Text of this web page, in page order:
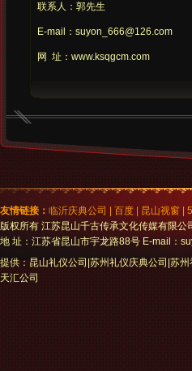
联系人：郭先生
E-mail：suyon_666@126.com
网 址：www.ksqgcm.com
友情链接： 临沂庆典公司 百度 昆山视窗
版权所有 江苏昆山千古传承文化传媒有限
地 址：江苏省昆山市宇龙路88号 E-mail：
提供：昆山礼仪公司|苏州礼仪庆典公司|苏
天汇公司